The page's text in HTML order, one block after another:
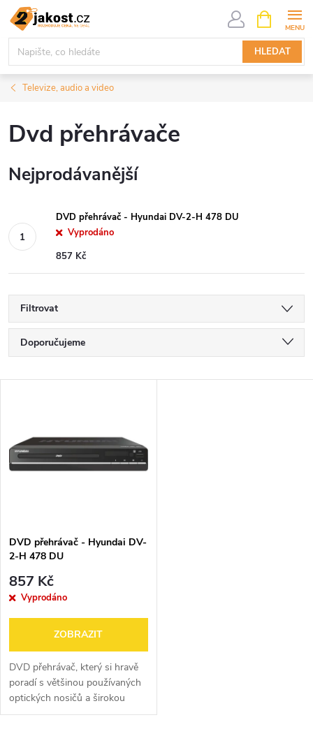
Přejít
obsah
HLEDAT
NÁKUPNÍ
KOŠÍK
Televize, audio a video
Dvd přehrávače
Nejprodávanější
DVD přehrávač - Hyundai DV-2-H 478 DU
Vyprodáno
857 Kč
Filtrovat
Ř
a
e
n
p
r
o
d
u
Doporučujeme
Abecedně
p
s
p
r
d
u
DVD přehrávač - Hyundai DV-
2-H 478 DU
857 Kč
Vyprodáno
ZOBRAZIT
DVD přehrávač, který si hravě
poradí s většinou používaných
optických nosičů a širokou
paletou formátů. Poradí si nejen